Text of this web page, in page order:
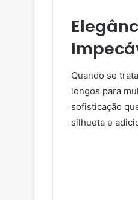
Quando se
longos para
sofisticação
silhueta e